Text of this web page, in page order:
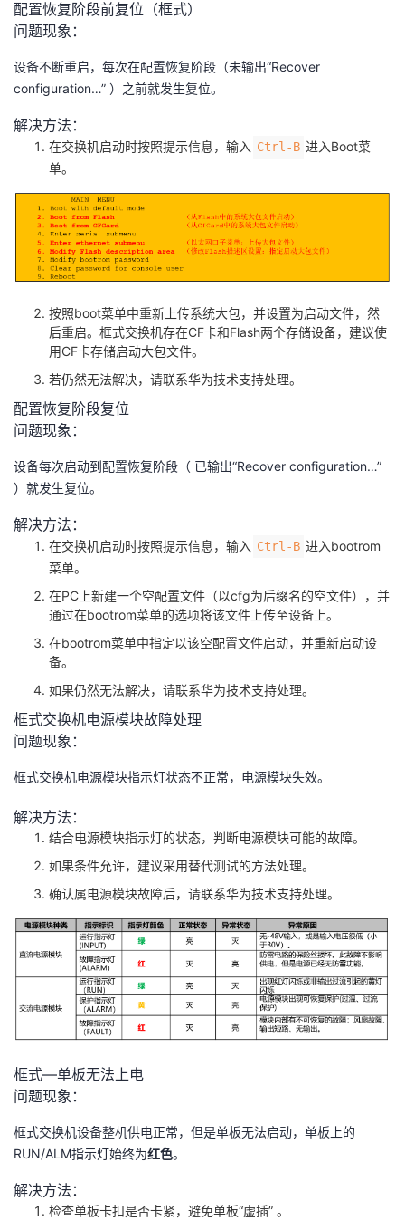
配置恢复阶段前复位（框式）
问题现象：
设备不断重启，每次在配置恢复阶段（未输出“Recover
configuration…” ）之前就发生复位。
解决方法：
在交换机启动时按照提示信息，输入 Ctrl-B 进入Boot菜
单。
按照boot菜单中重新上传系统大包，并设置为启动文件，然
后重启。框式交换机存在CF卡和Flash两个存储设备，建议使
用CF卡存储启动大包文件。
若仍然无法解决，请联系华为技术支持处理。
配置恢复阶段复位
问题现象：
设备每次启动到配置恢复阶段（ 已输出“Recover configuration…”
）就发生复位。
解决方法：
在交换机启动时按照提示信息，输入 Ctrl-B 进入bootrom
菜单。
在PC上新建一个空配置文件（以cfg为后缀名的空文件），并
通过在bootrom菜单的选项将该文件上传至设备上。
在bootrom菜单中指定以该空配置文件启动，并重新启动设
备。
如果仍然无法解决，请联系华为技术支持处理。
框式交换机电源模块故障处理
问题现象：
框式交换机电源模块指示灯状态不正常，电源模块失效。
解决方法：
结合电源模块指示灯的状态，判断电源模块可能的故障。
如果条件允许，建议采用替代测试的方法处理。
确认属电源模块故障后，请联系华为技术支持处理。
框式—单板无法上电
问题现象：
框式交换机设备整机供电正常，但是单板无法启动，单板上的
RUN/ALM指示灯始终为红色。
解决方法：
检查单板卡扣是否卡紧，避免单板“虚插” 。